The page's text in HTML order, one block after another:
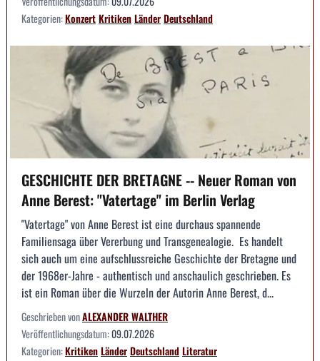
Kategorien:KonzertKritikenLänderDeutschland
GESCHICHTE DER BRETAGNE -- Neuer Roman von
Anne Berest: "Vatertage" im Berlin Verlag
"Vatertage" von Anne Berest ist eine durchaus spannende
Familiensaga über Vererbung und Transgenealogie. Es handelt
sich auch um eine aufschlussreiche Geschichte der Bretagne und
der 1968er-Jahre - authentisch und anschaulich geschrieben. Es
ist ein Roman über die Wurzeln der Autorin Anne Berest, d...
Geschrieben vonALEXANDER WALTHER
Veröffentlichungsdatum:09.07.2026
Kategorien:KritikenLänderDeutschlandLiteratur